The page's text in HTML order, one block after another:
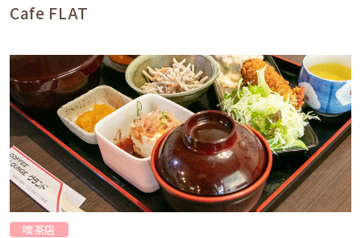
Cafe FLAT
喫茶店